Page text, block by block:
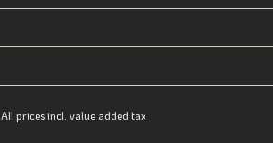
All prices incl. value added tax